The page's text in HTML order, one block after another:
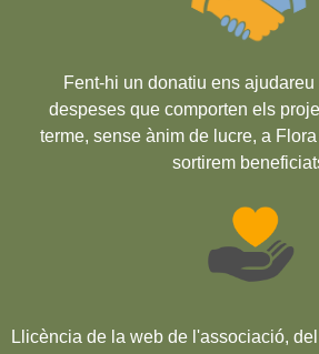
Fent-hi un donatiu ens ajudareu
despeses que comporten els
terme, sense ànim de lucre, a
sortirem
Llicència de la web de l'associació,